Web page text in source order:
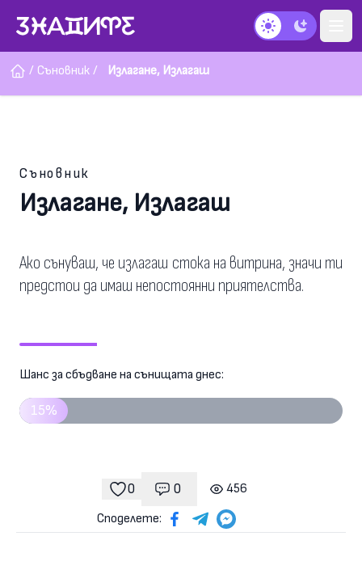
Тъмен режим
/ Съновник / Излагане, Излагаш
Съновник
Излагане, Излагаш
Ако сънуваш, че излагаш стока на витрина, значи ти
предстои да имаш непостоянни приятелства.
Шанс за сбъдване на сънищата днес:
15%
0
харесвания
0
Коментари
456
гледания
Споделете: